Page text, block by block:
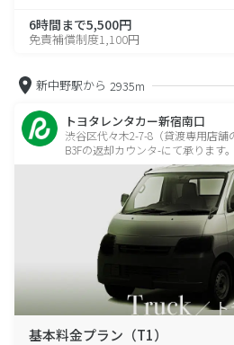
6時間まで5,500円
免責補償制度1,100円
新中野駅から 2935m
トヨタレンタカー新宿南口
渋谷区代々木2-7-8（貸渡専用店
B3Fの返却カウンタ-にて承ります。
基本料金プラン（T1）